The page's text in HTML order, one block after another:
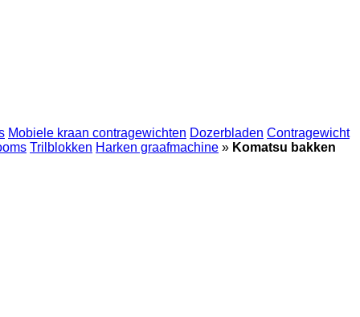
Mobiele kraan contragewichten Dozerbladen Contragewicht
Trilblokken Harken graafmachine » Komatsu bakken